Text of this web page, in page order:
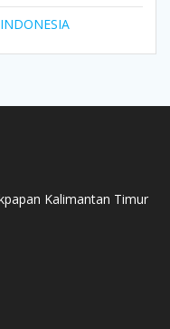
Kalimantan Timur